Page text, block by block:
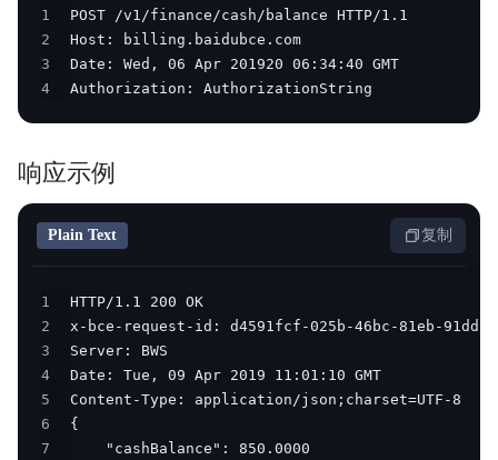
1
2
3
4
Authorization: AuthorizationString
响应示例
Plain Text 复制
1
2
3
4
5
6
7